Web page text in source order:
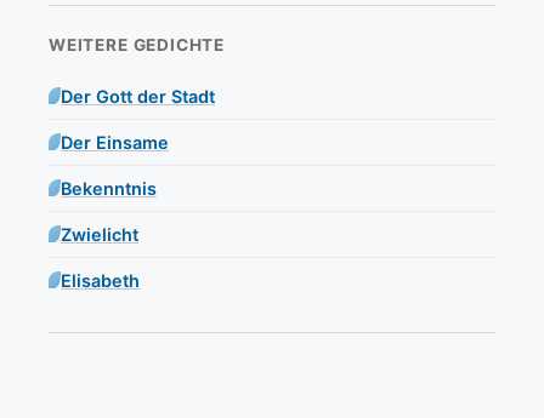
WEITERE GEDICHTE
Der Gott der Stadt
Der Einsame
Bekenntnis
Zwielicht
Elisabeth